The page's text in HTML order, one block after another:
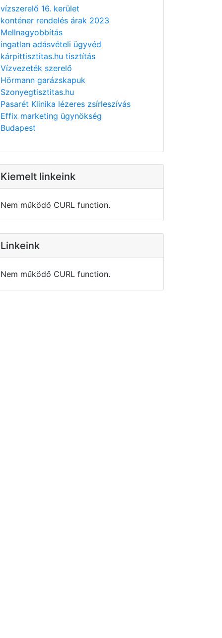
vízszerelő 16. kerület
konténer rendelés árak 2023
Mellnagyobbítás
ingatlan adásvételi ügyvéd
kárpittisztitas.hu tisztítás
Vízvezeték szerelő
Hörmann garázskapuk
Szonyegtisztitas.hu
Pasarét Klinika lézeres zsírleszívás
Effix marketing ügynökség
Budapest
Kiemelt linkeink
Nem működő CURL function.
Linkeink
Nem működő CURL function.